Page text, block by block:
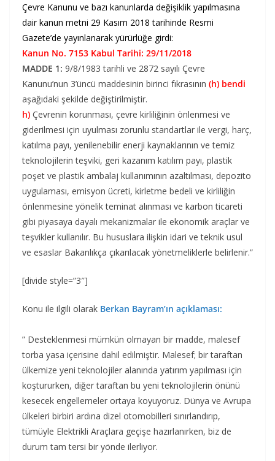
Çevre Kanunu ve bazı kanunlarda değişiklik yapılmasına
dair kanun metni 29 Kasım 2018 tarihinde Resmi
Gazete’de yayınlanarak yürürlüğe girdi:
Kanun No. 7153 Kabul Tarihi: 29/11/2018
MADDE 1: 9/8/1983 tarihli ve 2872 sayılı Çevre
Kanunu’nun 3’üncü maddesinin birinci fıkrasının (h) bendi
aşağıdaki şekilde değiştirilmiştir.
h) Çevrenin korunması, çevre kirliliğinin önlenmesi ve
giderilmesi için uyulması zorunlu standartlar ile vergi, harç,
katılma payı, yenilenebilir enerji kaynaklarının ve temiz
teknolojilerin teşviki, geri kazanım katılım payı, plastik
poşet ve plastik ambalaj kullanımının azaltılması, depozito
uygulaması, emisyon ücreti, kirletme bedeli ve kirliliğin
önlenmesine yönelik teminat alınması ve karbon ticareti
gibi piyasaya dayalı mekanizmalar ile ekonomik araçlar ve
teşvikler kullanılır. Bu hususlara ilişkin idari ve teknik usul
ve esaslar Bakanlıkça çıkarılacak yönetmeliklerle belirlenir.”
[divide style=”3″]
Konu ile ilgili olarak Berkan Bayram’ın açıklaması:
” Desteklenmesi mümkün olmayan bir madde, malesef
torba yasa içerisine dahil edilmiştir. Malesef; bir taraftan
ülkemize yeni teknolojiler alanında yatırım yapılması için
koştururken, diğer taraftan bu yeni teknolojilerin önünü
kesecek engellemeler ortaya koyuyoruz. Dünya ve Avrupa
ülkeleri birbiri ardına dizel otomobilleri sınırlandırıp,
tümüyle Elektrikli Araçlara geçişe hazırlanırken, biz de
durum tam tersi bir yönde ilerliyor.